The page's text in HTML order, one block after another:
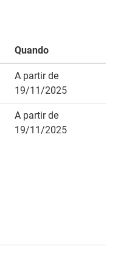
Quando
A partir de
19/11/2025
A partir de
19/11/2025